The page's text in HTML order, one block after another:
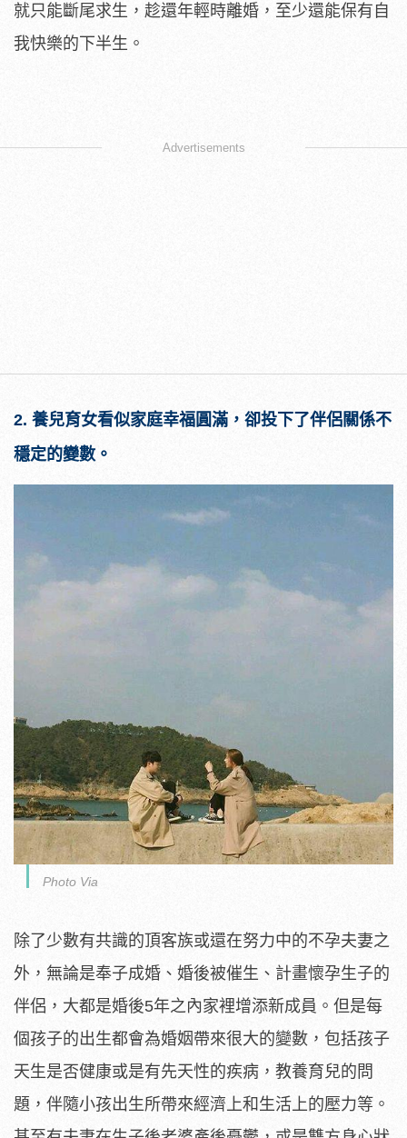
就只能斷尾求生，趁還年輕時離婚，至少還能保有自
我快樂的下半生。
Advertisements
2. 養兒育女看似家庭幸福圓滿，卻投下了伴侶關係不
穩定的變數。
Photo Via
除了少數有共識的頂客族或還在努力中的不孕夫妻之
外，無論是奉子成婚、婚後被催生、計畫懷孕生子的
伴侶，大都是婚後5年之內家裡增添新成員。但是每
個孩子的出生都會為婚姻帶來很大的變數，包括孩子
天生是否健康或是有先天性的疾病，教養育兒的問
題，伴隨小孩出生所帶來經濟上和生活上的壓力等。